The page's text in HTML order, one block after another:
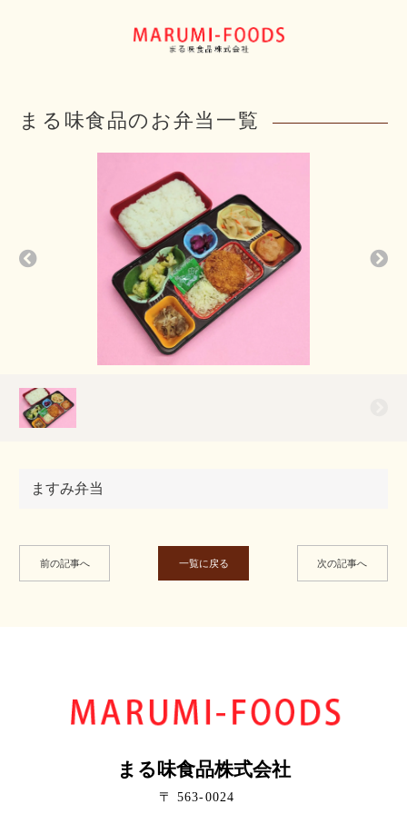
まる味食品のお弁当一覧
ますみ弁当
前の記事へ 一覧に戻る 次の記事へ
まる味食品株式会社
〒 563-0024